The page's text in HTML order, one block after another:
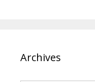
Archives